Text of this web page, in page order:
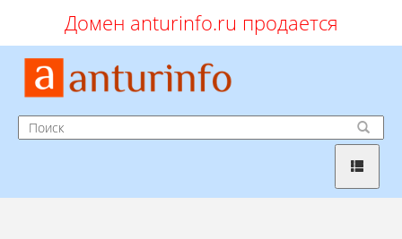
Домен anturinfo.ru продается